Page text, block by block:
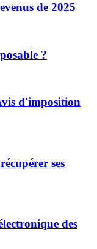
de 2025
?
d'imposition
ses
des